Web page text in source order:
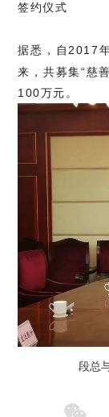
签约仪式
据悉，
自2017
来，共募集“慈
100万元。
段总